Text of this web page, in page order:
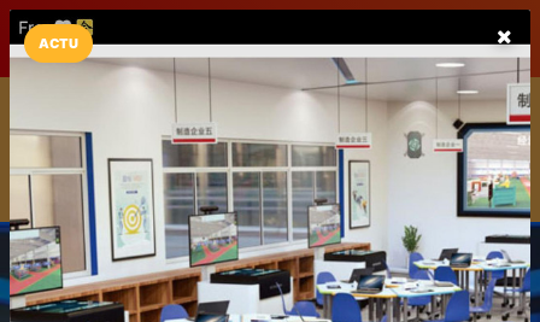
LaCarte Play Store
Installez l'App LaCarte
Téléchargez gratuitement l'app LaCarte pour suivre vos
commerces favoris et ne rien rater !
Télécharger Plus tard
ACTU